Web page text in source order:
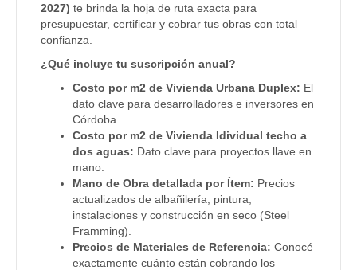
2027) te brinda la hoja de ruta exacta para
presupuestar, certificar y cobrar tus obras con total
confianza.
¿Qué incluye tu suscripción anual?
Costo por m2 de Vivienda Urbana Duplex: El
dato clave para desarrolladores e inversores en
Córdoba.
Costo por m2 de Vivienda Idividual techo a
dos aguas: Dato clave para proyectos llave en
mano.
Mano de Obra detallada por Ítem: Precios
actualizados de albañilería, pintura,
instalaciones y construcción en seco (Steel
Framming).
Precios de Materiales de Referencia: Conocé
exactamente cuánto están cobrando los